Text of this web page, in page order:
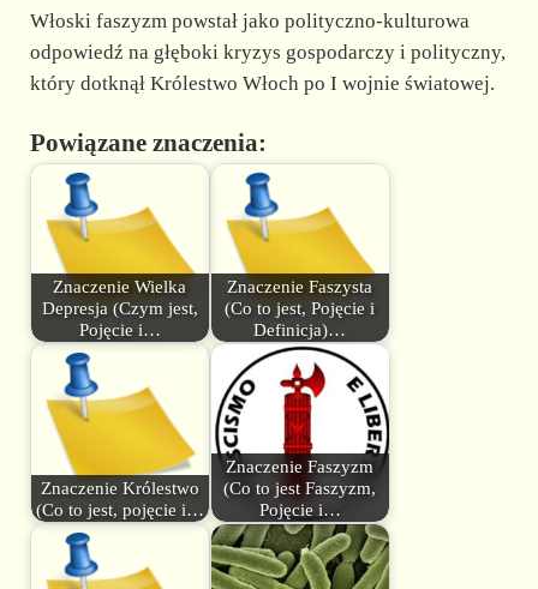
Włoski faszyzm powstał jako polityczno-kulturowa
odpowiedź na głęboki kryzys gospodarczy i polityczny,
który dotknął Królestwo Włoch po I wojnie światowej.
Powiązane znaczenia:
Znaczenie Wielka
Depresja (Czym jest,
Pojęcie i…
Znaczenie Faszysta
(Co to jest, Pojęcie i
Definicja)…
Znaczenie Królestwo
(Co to jest, pojęcie i…
Znaczenie Faszyzm
(Co to jest Faszyzm,
Pojęcie i…